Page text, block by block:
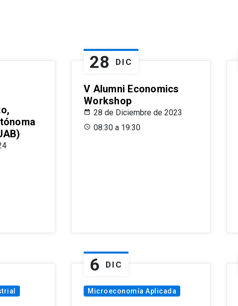
28 DIC
V Alumni Economics
Workshop
28 de Diciembre de 2023
08:30 a 19:30
6 DIC
Microeconomía Aplicada